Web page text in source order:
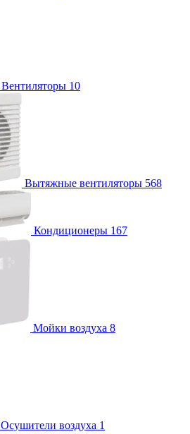
Вентиляторы 10
Вытяжные вентиляторы 568
Кондиционеры 167
Мойки воздуха 8
Осушители воздуха 1